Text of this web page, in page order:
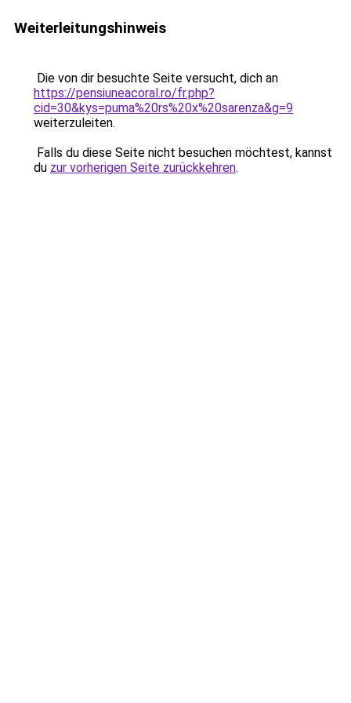
Weiterleitungshinweis
Die von dir besuchte Seite versucht, dich an
https://pensiuneacoral.ro/fr.php?
cid=30&kys=puma%20rs%20x%20sarenza&g=9
weiterzuleiten.
Falls du diese Seite nicht besuchen möchtest, kannst
du zur vorherigen Seite zurückkehren.